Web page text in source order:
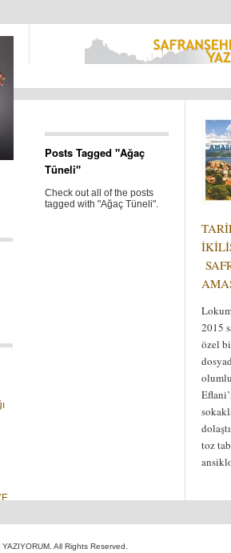
Posts Tagged "Ağaç
Tüneli"
Check out all of the posts
tagged with "Ağaç Tüneli".
2015
özel
toz
All Rights Reserved.